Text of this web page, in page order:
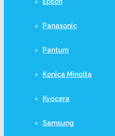
Panasonic
Pantum
Konica Minolta
Kyocera
Samsung